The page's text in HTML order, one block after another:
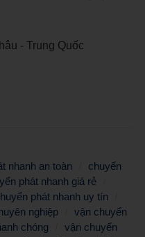
- Trung Quốc
nhanh an toàn
chuyển
phát nhanh giá rẻ
phát nhanh uy tín
nghiệp
vận chuyển
chóng
vận chuyển